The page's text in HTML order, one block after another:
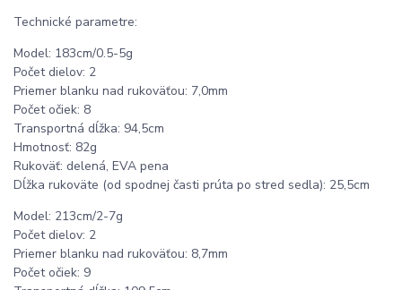
Technické parametre:
Model: 183cm/0.5-5g
Počet dielov: 2
Priemer blanku nad rukoväťou: 7,0mm
Počet očiek: 8
Transportná dĺžka: 94,5cm
Hmotnosť: 82g
Rukoväť: delená, EVA pena
Dĺžka rukoväte (od spodnej časti prúta po stred sedla): 25,5cm
Model: 213cm/2-7g
Počet dielov: 2
Priemer blanku nad rukoväťou: 8,7mm
Počet očiek: 9